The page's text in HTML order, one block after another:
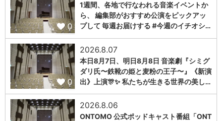
0
1週間、各地で行なわれる音楽イベントか
ら、 編集部がおすすめ公演をピックアッ
プして 毎週お届けする #今週のイチオシ…
0
2026.8.07
本日8月7日、明日8月8日 音楽劇『シミグ
ダリ氏〜鉄靴の姫と麦粉の王子〜』《新演
出》上演🎊✨ 私たちが生きる世界の美し…
2026.8.06
ONTOMO 公式ポッドキャスト番組「ONT